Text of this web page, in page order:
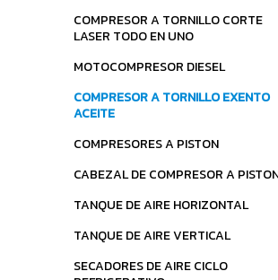
COMPRESOR A TORNILLO CORTE
LASER TODO EN UNO
MOTOCOMPRESOR DIESEL
COMPRESOR A TORNILLO EXENTO
ACEITE
COMPRESORES A PISTON
CABEZAL DE COMPRESOR A
TANQUE DE AIRE HORIZONTAL
TANQUE DE AIRE VERTICAL
SECADORES DE AIRE CICLO